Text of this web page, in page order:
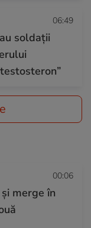
06:49
soldații
00:06
merge în